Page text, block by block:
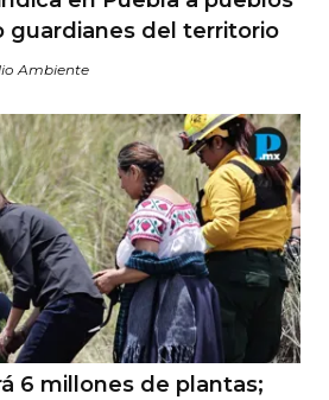
guardianes del territorio
Ambiente
6 millones de plantas;